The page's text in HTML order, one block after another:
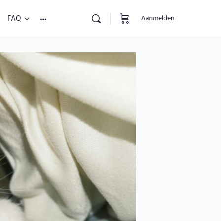
FAQ Aanmelden